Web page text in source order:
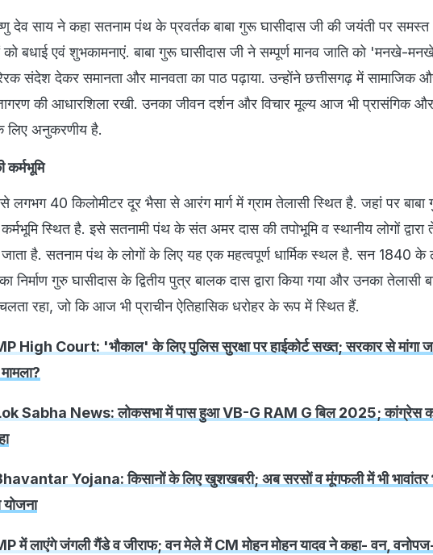
देव साय ने कहा सतनाम पंथ के प्रवर्तक बाबा गुरू घासीदास जी की जयंती पर समस्त
को बधाई एवं शुभकामनाएं. बाबा गुरू घासीदास जी ने सम्पूर्ण मानव जाति को 'मनखे-
संदेश देकर समानता और मानवता का पाठ पढ़ाया. उन्होंने छत्तीसगढ़ में सामाजिक
की आधारशिला रखी. उनका जीवन दर्शन और विचार मूल्य आज भी प्रासंगिक
लिए अनुकरणीय है.
कर्मभूमि
से लगभग 40 किलोमीटर दूर भैसा से आरंग मार्ग में ग्राम तेलासी स्थित है. जहां पर बाबा
स्थित है. इसे सतनामी पंथ के संत अमर दास की तपोभूमि व स्थानीय लोगों द्वारा
जाता है. सतनाम पंथ के लोगों के लिए यह एक महत्वपूर्ण धार्मिक स्थल है. सन 1840 के
निर्माण गुरु घासीदास के द्वितीय पुत्र बालक दास द्वारा किया गया और उनका तेलासी
रहा, जो कि आज भी प्राचीन ऐतिहासिक धरोहर के रूप में स्थित हैं.
High Court: 'भौकाल' के लिए पुलिस सुरक्षा पर हाईकोर्ट सख्त; सरकार से मांगा
Sabha News: लोकसभा में पास हुआ VB-G RAM G बिल 2025; कांग्रेस का
Yojana: किसानों के लिए खुशखबरी; अब सरसों व मूंगफली में भी भावांतर
योजना
में लाएंगे जंगली गैंडे व जीराफ; वन मेले में CM मोहन मोहन यादव ने कहा- वन,